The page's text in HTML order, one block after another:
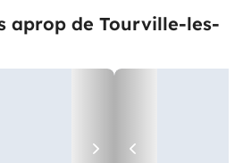
aprop de Tourville-les-